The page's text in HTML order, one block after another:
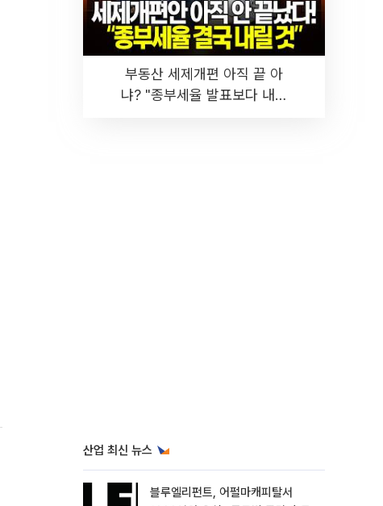
부동산 세제개편 아직 끝 아
냐? "종부세율 발표보다 내릴
산업 최신 뉴스
블루엘리펀트, 어펄마캐피탈서